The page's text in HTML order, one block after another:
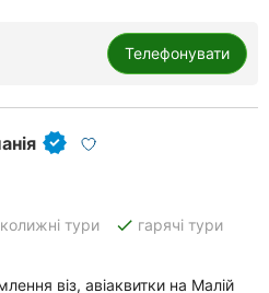
Телефонувати
тури done гарячі тури
віз, авіаквитки на Малій